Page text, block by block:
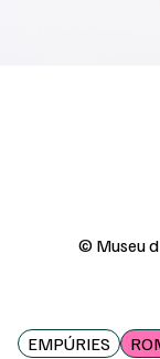
© Museu
EMPÚRIES